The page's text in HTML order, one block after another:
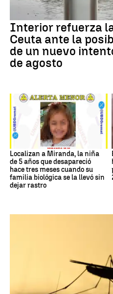
Interior refuerza
Ceuta ante la
de un nuevo
de agosto
Localizan a Miranda, la niña
de 5 años que desapareció
hace tres meses cuando su
familia biológica se la llevó sin
dejar rastro